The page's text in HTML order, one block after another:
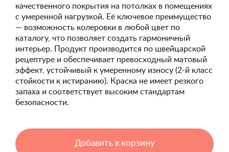
качественного покрытия на потолках в помещениях
с умеренной нагрузкой. Её ключевое преимущество
— возможность колеровки в любой цвет по
каталогу, что позволяет создать гармоничный
интерьер. Продукт производится по швейцарской
рецептуре и обеспечивает превосходный матовый
эффект, устойчивый к умеренному износу (2-й класс
стойкости к истиранию). Краска не имеет резкого
запаха и соответствует высоким стандартам
безопасности.
Добавить в корзину